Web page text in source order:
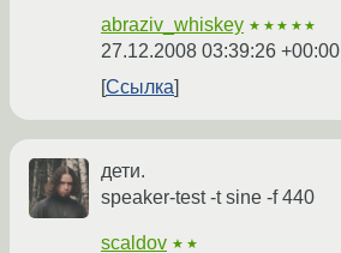
abraziv_whiskey ★★★★★
27.12.2008 03:39:26 +00:00
Ссылка
дети.
speaker-test -t sine -f 440
scaldov ★★